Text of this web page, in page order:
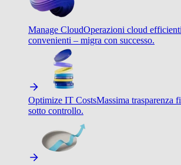
Manage CloudOperazioni cloud
convenienti – migra con successo.
Optimize IT CostsMassima trasparenza
sotto controllo.